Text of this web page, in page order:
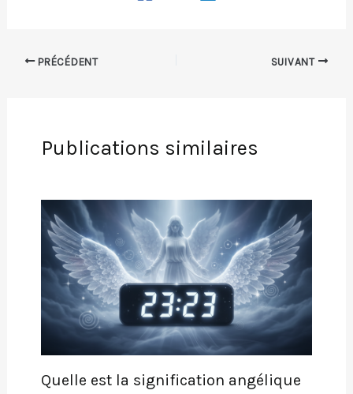
PRÉCÉDENT SUIVANT
Publications similaires
Quelle est la signification angélique